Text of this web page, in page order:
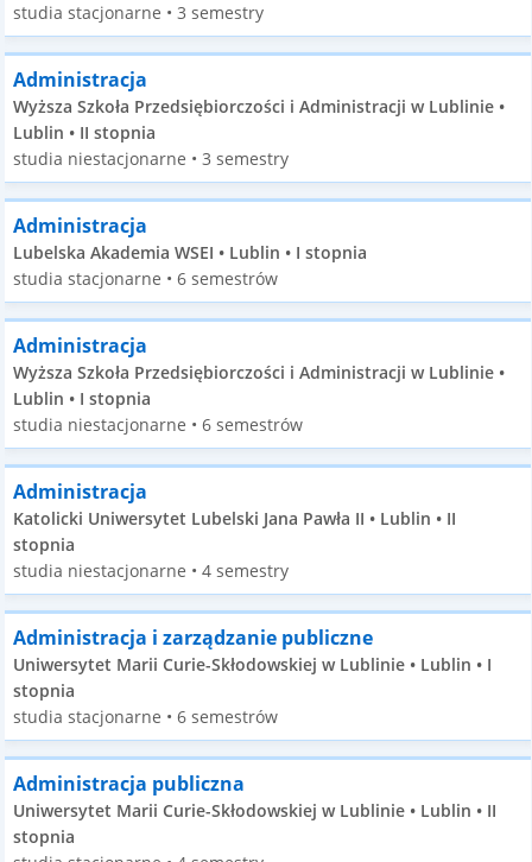
studia stacjonarne • 3 semestry
Administracja
Wyższa Szkoła Przedsiębiorczości i Administracji w Lublinie •
Lublin • II stopnia
studia niestacjonarne • 3 semestry
Administracja
Lubelska Akademia WSEI • Lublin • I stopnia
studia stacjonarne • 6 semestrów
Administracja
Wyższa Szkoła Przedsiębiorczości i Administracji w Lublinie •
Lublin • I stopnia
studia niestacjonarne • 6 semestrów
Administracja
Katolicki Uniwersytet Lubelski Jana Pawła II • Lublin • II
stopnia
studia niestacjonarne • 4 semestry
Administracja i zarządzanie publiczne
Uniwersytet Marii Curie-Skłodowskiej w Lublinie • Lublin • I
stopnia
studia stacjonarne • 6 semestrów
Administracja publiczna
Uniwersytet Marii Curie-Skłodowskiej w Lublinie • Lublin • II
stopnia